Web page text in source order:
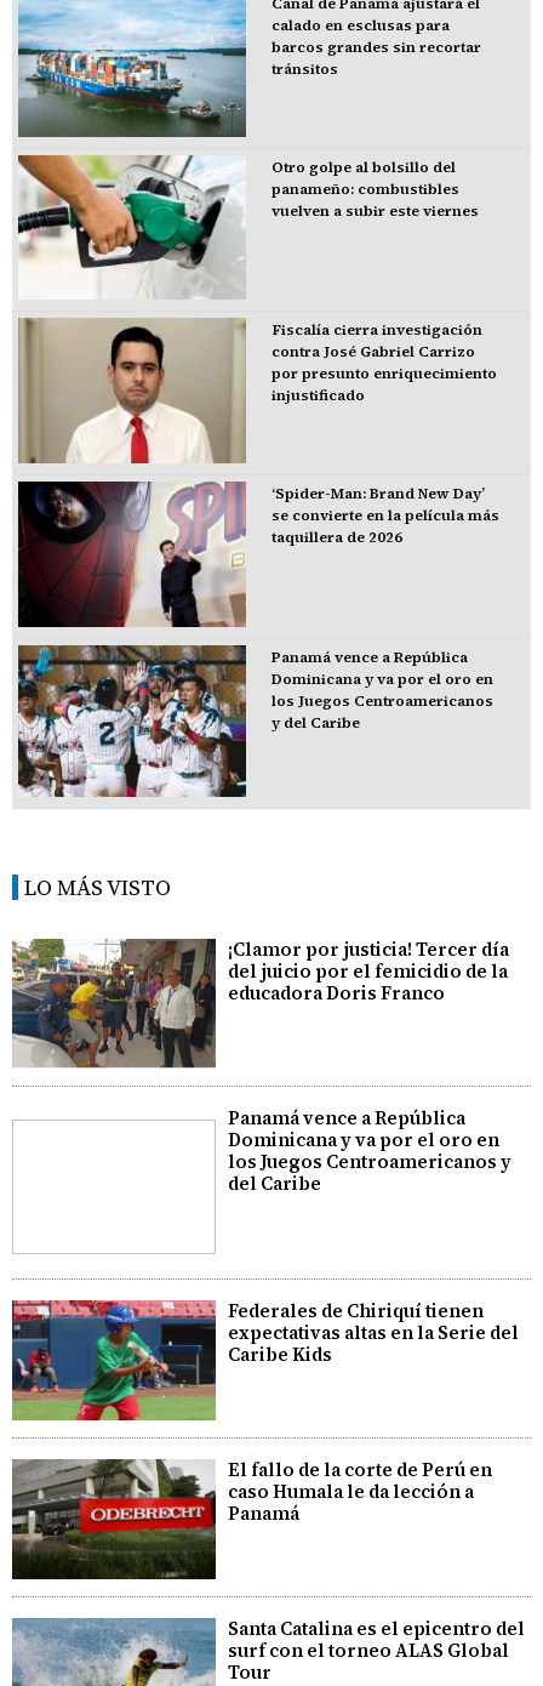
calado en esclusas para
barcos grandes sin recortar
tránsitos
Otro golpe al bolsillo del
panameño: combustibles
vuelven a subir este viernes
Fiscalía cierra investigación
contra José Gabriel Carrizo
por presunto enriquecimiento
injustificado
‘Spider-Man: Brand New Day’
se convierte en la película más
taquillera de 2026
Panamá vence a República
Dominicana y va por el oro en
los Juegos Centroamericanos
y del Caribe
LO MÁS VISTO
¡Clamor por justicia! Tercer día
del juicio por el femicidio de la
educadora Doris Franco
Panamá vence a República
Dominicana y va por el oro en
los Juegos Centroamericanos y
del Caribe
Federales de Chiriquí tienen
expectativas altas en la Serie del
Caribe Kids
El fallo de la corte de Perú en
caso Humala le da lección a
Panamá
Santa Catalina es el epicentro del
surf con el torneo ALAS Global
Tour